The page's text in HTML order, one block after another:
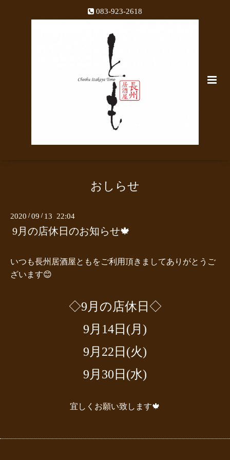
083-923-2618
おしらせ
2020 /09 / 13 22:04
9月の店休日のお知らせ🍁
いつも長州居酒屋ともをご利用頂きましてありがとうご
ざいます😊
◇9月の店休日◇
9月14日(月)
9月22日(火)
9月30日(水)
宜しくお願い致します🍁